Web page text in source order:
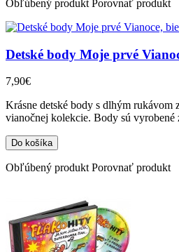
Obľúbený produkt Porovnať produkt
Detské body Moje prvé
7,90€
Krásne detské body s dlhým rukávom
vianočnej kolekcie. Body sú vyrobené
Obľúbený produkt Porovnať produkt